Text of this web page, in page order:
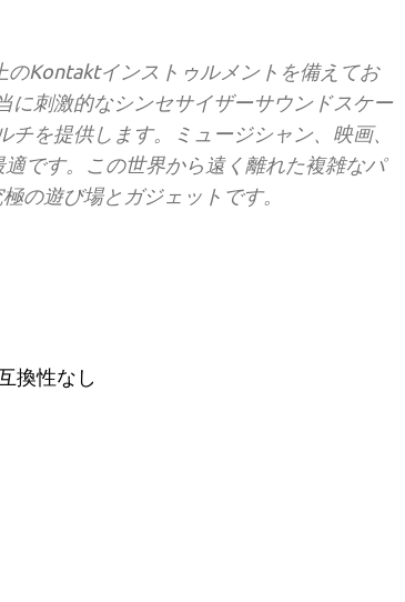
Kontaktインストゥルメントを備えてお
に刺激的なシンセサイザーサウンドスケー
を提供します。ミュージシャン、映画、
です。この世界から遠く離れた複雑なパ
の遊び場とガジェットです。
換性なし